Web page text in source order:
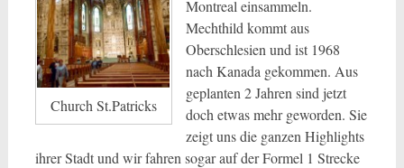
Church St.Patricks
Montreal einsammeln.
Mechthild kommt aus
Oberschlesien und ist 1968
nach Kanada gekommen. Aus
geplanten 2 Jahren sind jetzt
doch etwas mehr geworden. Sie
zeigt uns die ganzen Highlights
ihrer Stadt und wir fahren sogar auf der Formel 1 Strecke